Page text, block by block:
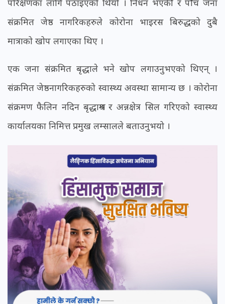
संक्रमित जेष्ठ नागरिकहरुले कोरोना भाइरस बिरुद्धको दुबै
मात्राको खोप लगाएका थिए ।
एक जना संक्रमित बृद्धाले भने खोप लगाउनुभएको थिएन् ।
संक्रमित जेष्ठनागरिकहरुको स्वास्थ्य अवस्था सामान्य छ । कोरोना
संक्रमण फैलिन नदिन बृद्धाश्रम र अन्नक्षेत्र सिल गरिएको स्वास्थ्य
कार्यालयका निमित्त प्रमुख लम्सालले बताउनुभयो ।